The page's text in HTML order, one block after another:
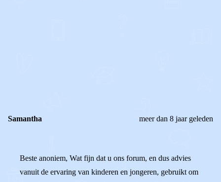
Samantha meer dan 8 jaar geleden
Beste anoniem, Wat fijn dat u ons forum, en dus advies
vanuit de ervaring van kinderen en jongeren, gebruikt om